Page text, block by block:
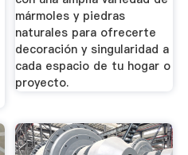
mármoles y piedras
naturales para ofrecerte
decoración y singularidad a
cada espacio de tu hogar o
proyecto.